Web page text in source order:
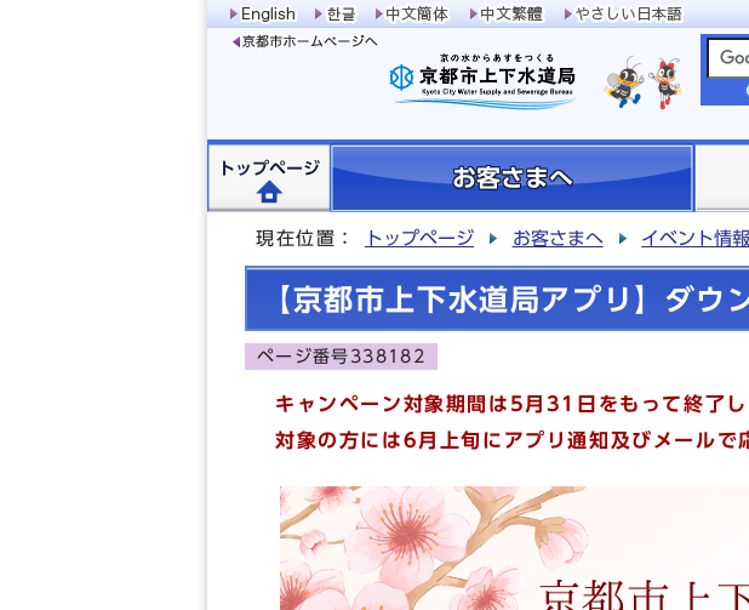
トップページ お客さまへ
現在位置： トップページ お客さまへ イベント情報
【京都市上下水道局アプリ】ダウ
ページ番号338182
キャンペーン対象期間は5月31日をもって終了し
対象の方には6月上旬にアプリ通知及びメール